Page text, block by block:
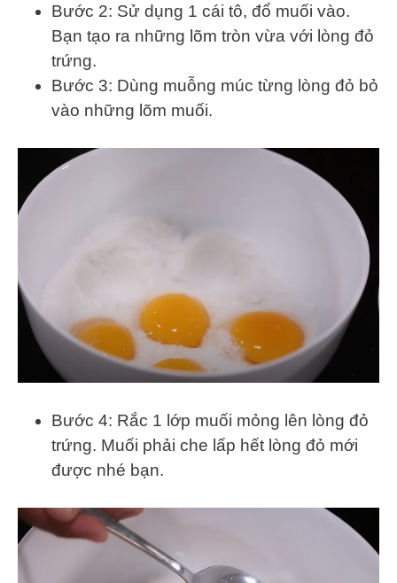
Bước 2: Sử dụng 1 cái tô, đổ muối vào.
Bạn tạo ra những lõm tròn vừa với lòng đỏ
trứng.
Bước 3: Dùng muỗng múc từng lòng đỏ bỏ
vào những lõm muối.
Bước 4: Rắc 1 lớp muối mỏng lên lòng đỏ
trứng. Muối phải che lấp hết lòng đỏ mới
được nhé bạn.